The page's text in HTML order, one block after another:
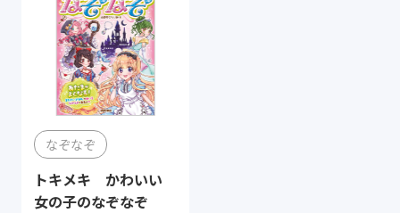
なぞなぞ
トキメキ かわいい
女の子のなぞなぞ